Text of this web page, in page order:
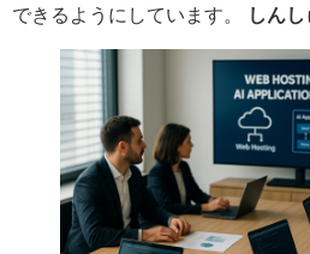
できるようにしています。
しん